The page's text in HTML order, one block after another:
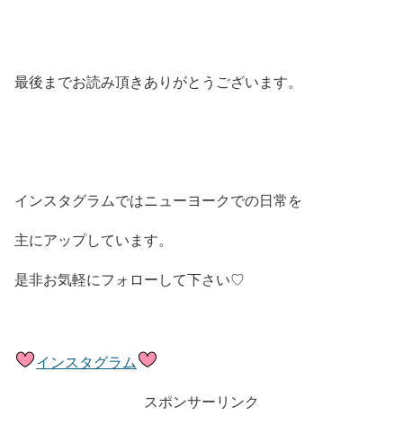
最後までお読み頂きありがとうございます。
インスタグラムではニューヨークでの日常を
主にアップしています。
是非お気軽にフォローして下さい♡
インスタグラム
スポンサーリンク